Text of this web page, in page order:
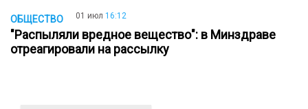
ОБЩЕСТВО 01 июл 16:12
"Распыляли вредное вещество": в Минздраве
отреагировали на рассылку